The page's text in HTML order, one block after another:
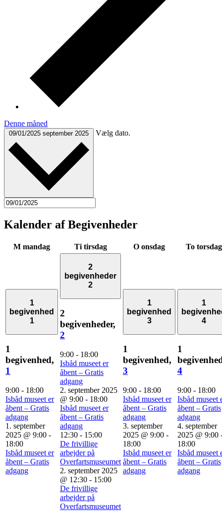
Denne måned
09/01/2025 september 2025 Vælg dato.
Kalender af Begivenheder
M mandag Titirsdag O onsdag To torsdag
1
begivenhed
1
1
begivenhed,
1
9:00 - 18:00
Isbåd museet er
åbent – Gratis
adgang
1. september
2025 @ 9:00 -
18:00
Isbåd museet er
åbent – Gratis
adgang
2
begivenheder
2
2
begivenheder,
2
9:00 - 18:00
Isbåd museet er
åbent – Gratis
adgang
2. september 2025
@ 9:00 - 18:00
Isbåd museet er
åbent – Gratis
adgang
12:30 - 15:00
De frivillige
arbejder på
Overfartsmuseumet
2. september 2025
@ 12:30 - 15:00
De frivillige
arbejder på
Overfartsmuseumet
1
begivenhed
3
1
begivenhed,
3
9:00 - 18:00
Isbåd museet er
åbent – Gratis
adgang
3. september
2025 @ 9:00 -
18:00
Isbåd museet er
åbent – Gratis
adgang
1
4
1
4
9:00 - 18:00
Isbåd museet
åbent – Gratis
adgang
4. september
2025 @ 9:00
18:00
Isbåd museet
åbent – Gratis
adgang